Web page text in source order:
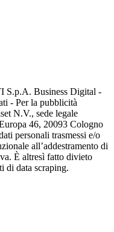
S.p.A. Business Digital -
- Per la pubblicità
N.V., sede legale
46, 20093 Cologno
personali trasmessi e/o
all’addestramento di
È altresì fatto divieto
di data scraping.